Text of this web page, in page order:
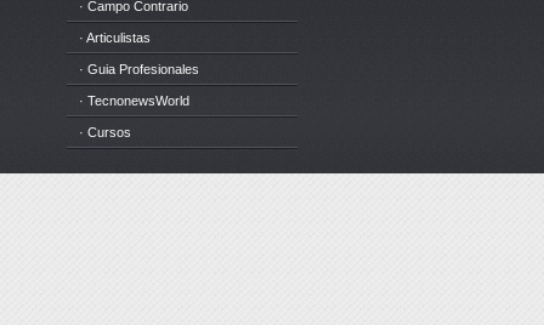
· Campo Contrario
· Articulistas
· Guia Profesionales
· TecnonewsWorld
· Cursos